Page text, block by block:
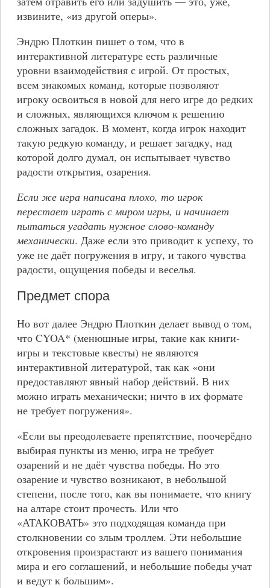
извините, «из другой оперы».
Эндрю Плоткин пишет о том, что в
интерактивной литературе есть различные
уровни взаимодействия с игрой. От простых,
всем знакомых команд, которые позволяют
игроку освоиться в новой для него игре до редких
и сложных, являющихся ключом к решению
сложных загадок. В момент, когда игрок находит
такую редкую команду, и решает загадку, над
которой долго думал, он испытывает чувство
радости открытия, озарения.
Если же игра написана плохо, то игрок
перестает играть с миром игры, и начинает
пытаться угадать нужное слово-команду
механически. Даже если это приводит к успеху, то
уже не даёт погружения в игру, и такого чувства
радости, ощущения победы и веселья.
Предмет спора
Но вот далее Эндрю Плоткин делает вывод о том,
что CYOA* (менюшные игры, такие как книги-
игры и текстовые квесты) не являются
интерактивной литературой, так как «они
предоставляют явный набор действий. В них
можно играть механически; ничто в их формате
не требует погружения».
«Если вы преодолеваете препятствие, поочерёдно
выбирая пункты из меню, игра не требует
озарений и не даёт чувства победы. Но это
озарение и чувство возникают, в небольшой
степени, после того, как вы понимаете, что книгу
на алтаре стоит прочесть. Или что
«АТАКОВАТЬ» это подходящая команда при
столкновении со злым троллем. Эти небольшие
откровения произрастают из вашего понимания
мира и его соглашений, и небольшие победы учат
и ведут к большим».